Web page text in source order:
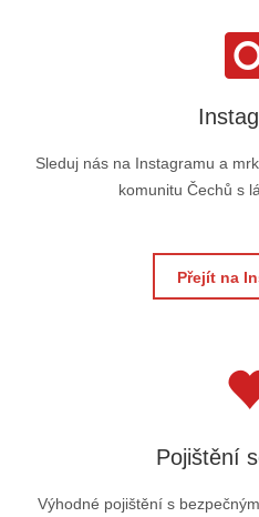
Sleduj nás na Instagramu a
komunitu Čechů s
Přejít na
Pojištění
Výhodné pojištění s